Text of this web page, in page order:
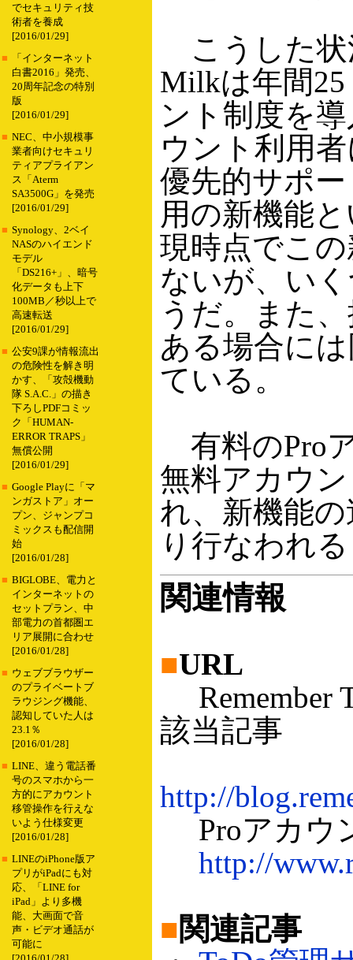
でセキュリティ技
術者を養成
[2016/01/29]
■
「インターネット
白書2016」発売、
20周年記念の特別
版
[2016/01/29]
■ NEC、中小規模事
業者向けセキュリ
ティアプライアン
ス「Aterm
SA3500G」を発売
[2016/01/29]
■ Synology、2ベイ
NASのハイエンド
モデル
「DS216+」、暗号
化データも上下
100MB／秒以上で
高速転送
[2016/01/29]
■ 公安9課が情報流出
の危険性を解き明
かす、「攻殻機動
隊 S.A.C.」の描き
下ろしPDFコミッ
ク「HUMAN-
ERROR TRAPS」
無償公開
[2016/01/29]
■ Google Playに「マ
ンガストア」オー
プン、ジャンプコ
ミックスも配信開
始
[2016/01/28]
■ BIGLOBE、電力と
インターネットの
セットプラン、中
部電力の首都圏エ
リア展開に合わせ
[2016/01/28]
■ ウェブブラウザー
のプライベートブ
ラウジング機能、
認知していた人は
23.1％
[2016/01/28]
■ LINE、違う電話番
号のスマホから一
方的にアカウント
移管操作を行えな
いよう仕様変更
[2016/01/28]
■ LINEのiPhone版ア
プリがiPadにも対
応、「LINE for
iPad」より多機
能、大画面で音
声・ビデオ通話が
可能に
こうした状
Milkは年間
ント制度を
ウント利用
優先的サポ
用の新機能
現時点でこ
ないが、い
うだ。また
ある場合に
ている。
有料のPro
無料アカウ
れ、新機能
り行なわれ
関連情報
■URL
Remember
該当記事
http://
Proアカウ
http://
■関連記事